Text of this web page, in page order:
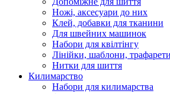
Ножі, аксесуари до них
Клей, добавки для тканини
Для швейних машинок
Набори для квілтінгу
Лінійки, шаблони,
Нитки для шиття
Килимарство
Набори для килимарства